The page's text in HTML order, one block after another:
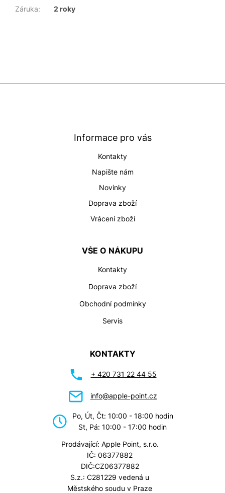
Záruka: 2 roky
Informace pro vás
Kontakty
Napište nám
Novinky
Doprava zboží
Vrácení zboží
VŠE O NÁKUPU
Kontakty
Doprava zboží
Obchodní podmínky
Servis
KONTAKTY
+ 420 731 22 44 55
info@apple-point.cz
Po, Út, Čt: 10:00 - 18:00 hodin
St, Pá: 10:00 - 17:00 hodin
Prodávající: Apple Point, s.r.o.
IČ: 06377882
DIČ:CZ06377882
S.z.: C281229 vedená u
Městského soudu v Praze